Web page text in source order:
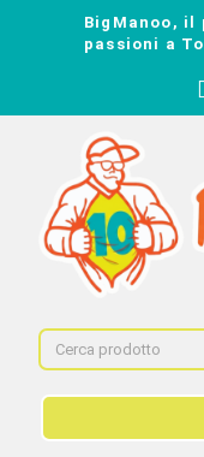
BigManoo, il
passioni a